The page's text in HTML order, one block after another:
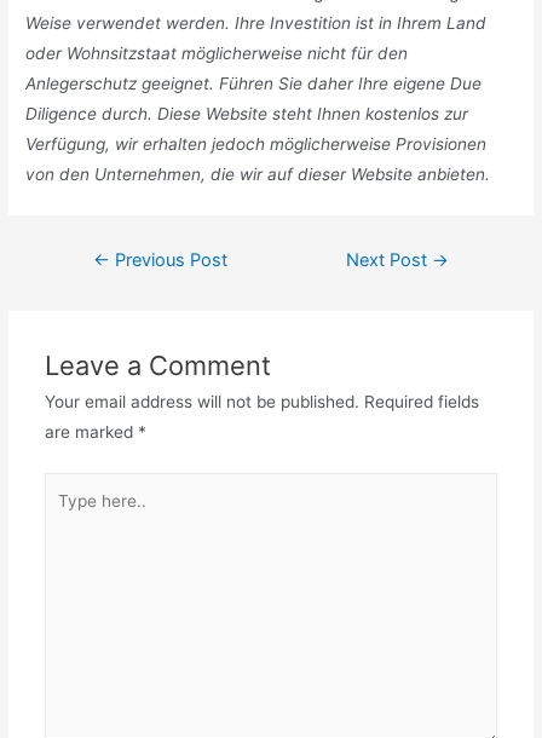
Weise verwendet werden. Ihre Investition ist in Ihrem Land
oder Wohnsitzstaat möglicherweise nicht für den
Anlegerschutz geeignet. Führen Sie daher Ihre eigene Due
Diligence durch. Diese Website steht Ihnen kostenlos zur
Verfügung, wir erhalten jedoch möglicherweise Provisionen
von den Unternehmen, die wir auf dieser Website anbieten.
Post← Previous Post Next Post →
Leave a Comment
Your email address will not be published. Required fields
are marked *
here..